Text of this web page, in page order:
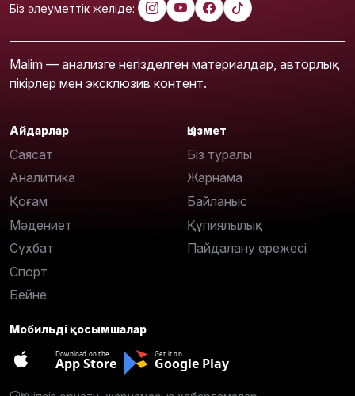
Біз әлеуметтік желіде:
Malim — анализге негізделген материалдар, авторлық
пікірлер мен эксклюзив контент.
Айдарлар
Саясат
Аналитика
Қоғам
Мәдениет
Сұхбат
Спорт
Бейне
Қызмет
Біз туралы
Жарнама
Байланыс
Құпиялылық
Пайдалану ережесі
Мобильді қосымшалар
Download on the
App Store
Get it on
Google Play